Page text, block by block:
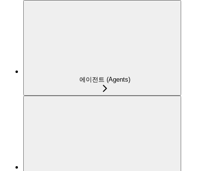
에이전트 (Agents)